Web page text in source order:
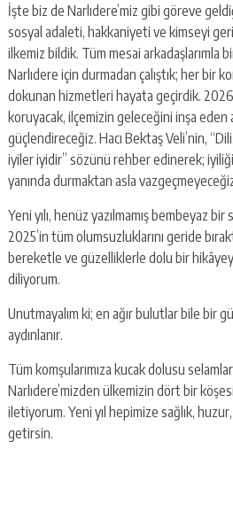
İşte biz de Narlıdere’miz gibi göreve
sosyal adaleti, hakkaniyeti ve kimseyi
ilkemiz bildik. Tüm mesai arkadaşlarımla
Narlıdere için durmadan çalıştık; her bir
dokunan hizmetleri hayata geçirdik. 2026
koruyacak, ilçemizin geleceğini inşa eden
güçlendireceğiz. Hacı Bektaş Veli’nin,
iyiler iyidir” sözünü rehber edinerek;
yanında durmaktan asla
Yeni yılı, henüz yazılmamış bembeyaz
2025’in tüm olumsuzluklarını geride
bereketle ve güzelliklerle dolu bir
diliyorum.
Unutmayalım ki; en ağır bulutlar bile bir
aydınlanır.
Tüm komşularımıza kucak dolusu
Narlıdere’mizden ülkemizin dört bir
iletiyorum. Yeni yıl hepimize sağlık,
getirsin.